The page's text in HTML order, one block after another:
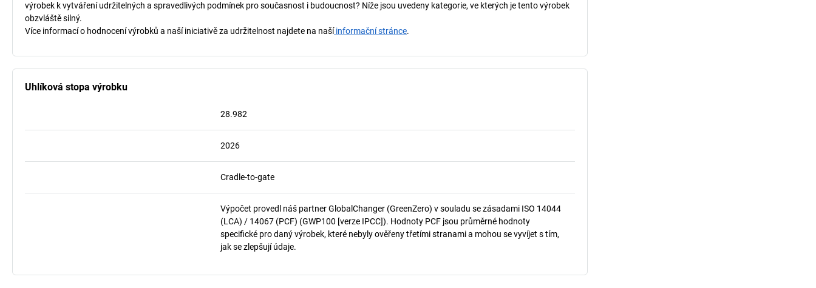
výrobek k vytváření udržitelných a spravedlivých podmínek pro současnost i budoucnost? Níže jsou uvedeny kategorie, ve kterých je tento výrobek
obzvláště silný.
Více informací o hodnocení výrobků a naší iniciativě za udržitelnost najdete na našíinformační stránce.
Uhlíková stopa výrobku
28.982
2026
Cradle-to-gate
Výpočet provedl náš partner GlobalChanger (GreenZero) v souladu se zásadami ISO 14044
(LCA) / 14067 (PCF) (GWP100 [verze IPCC]). Hodnoty PCF jsou průměrné hodnoty
specifické pro daný výrobek, které nebyly ověřeny třetími stranami a mohou se vyvíjet s tím,
jak se zlepšují údaje.